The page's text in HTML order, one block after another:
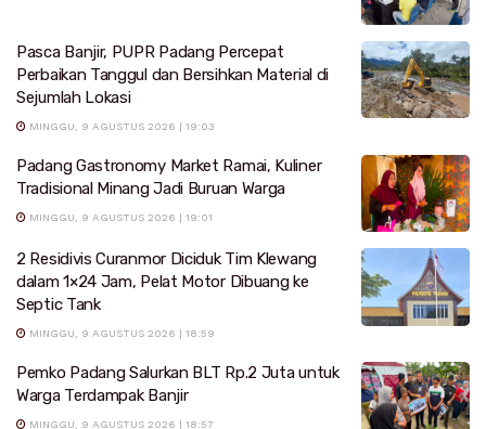
Pasca Banjir, PUPR Padang Percepat
Perbaikan Tanggul dan Bersihkan Material di
Sejumlah Lokasi
MINGGU, 9 AGUSTUS 2026 | 19:03
Padang Gastronomy Market Ramai, Kuliner
Tradisional Minang Jadi Buruan Warga
MINGGU, 9 AGUSTUS 2026 | 19:01
2 Residivis Curanmor Diciduk Tim Klewang
dalam 1×24 Jam, Pelat Motor Dibuang ke
Septic Tank
MINGGU, 9 AGUSTUS 2026 | 18:59
Pemko Padang Salurkan BLT Rp.2 Juta untuk
Warga Terdampak Banjir
MINGGU, 9 AGUSTUS 2026 | 18:57